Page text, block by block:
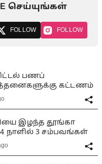
செய்யுங்கள்
FOLLOW FOLLOW
பணப்
கட்டணம்
இழந்த தூங்கா
நாளில் 3 சம்பவங்கள்